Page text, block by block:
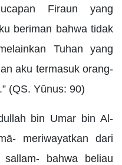
Firaun yang
beriman bahwa tidak
Tuhan yang
aku termasuk orang-
(QS. Yūnus: 90)
bin Umar bin Al-
meriwayatkan dari
bahwa beliau